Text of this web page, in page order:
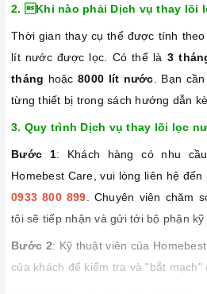
2. Khi nào phải Dịch vụ thay lõi
Thời gian thay cụ thể được tính
lít nước được lọc. Có thể là 3
tháng hoặc8000 lít nước . Bạn
từng thiết bị trong sách hướng dẫn
3. Quy trình Dịch vụ thay lõi lọc
Bước 1: Khách hàng có nhu
Homebest Care, vui lòng liên hệ đến
0933 800 899 . Chuyên viên chăm
tôi sẽ tiếp nhận và gửi tới bộ phận kỹ
Bước 2: Kỹ thuật viên của
của khách để kiểm tra và "bắt mạch"